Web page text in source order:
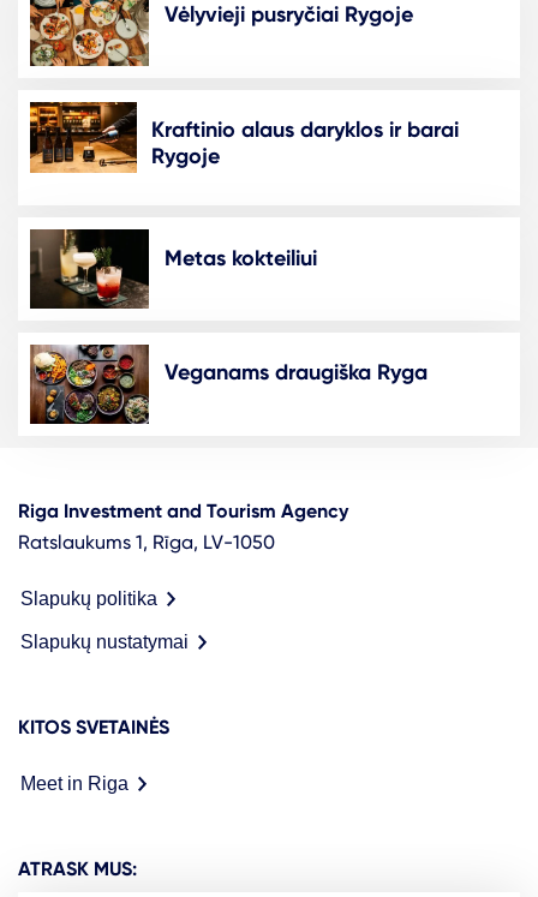
Vėlyvieji pusryčiai Rygoje
Kraftinio alaus daryklos ir barai
Rygoje
Metas kokteiliui
Veganams draugiška Ryga
Riga Investment and Tourism Agency
Ratslaukums 1, Rīga, LV-1050
Slapukų politika
Slapukų nustatymai
KITOS SVETAINĖS
Meet in Riga
ATRASK MUS: